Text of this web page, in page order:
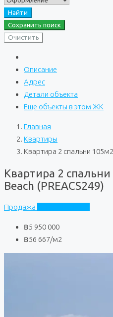
Найти
Сохранить поиск
Очистить
Описание
Адрес
Детали объекта
Еще объекты в этом ЖК
Главная
Квартиры
Квартира 2 спальни 105м2
Квартира 2
Beach (PREACS249)
Продажа
฿5 950 000
฿56 667/м2